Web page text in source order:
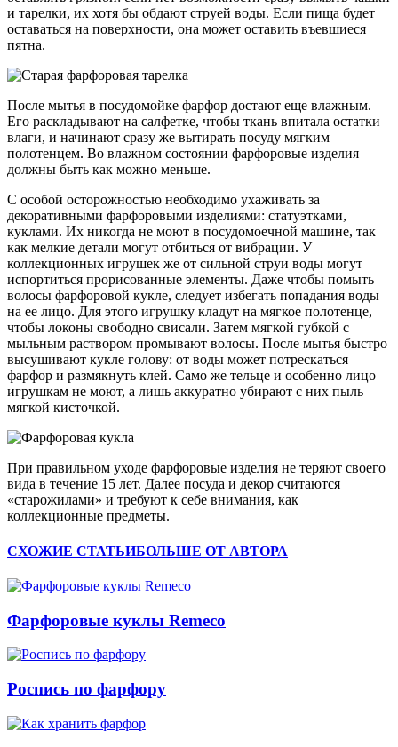
и тарелки, их хотя бы обдают струей воды. Если пища будет
оставаться на поверхности, она может оставить въевшиеся
пятна.
После мытья в посудомойке фарфор достают еще влажным.
Его раскладывают на салфетке, чтобы ткань впитала остатки
влаги, и начинают сразу же вытирать посуду мягким
полотенцем. Во влажном состоянии фарфоровые изделия
должны быть как можно меньше.
С особой осторожностью необходимо ухаживать за
декоративными фарфоровыми изделиями: статуэтками,
куклами. Их никогда не моют в посудомоечной машине, так
как мелкие детали могут отбиться от вибрации. У
коллекционных игрушек же от сильной струи воды могут
испортиться прорисованные элементы. Даже чтобы помыть
волосы фарфоровой кукле, следует избегать попадания воды
на ее лицо. Для этого игрушку кладут на мягкое полотенце,
чтобы локоны свободно свисали. Затем мягкой губкой с
мыльным раствором промывают волосы. После мытья быстро
высушивают кукле голову: от воды может потрескаться
фарфор и размякнуть клей. Само же тельце и особенно лицо
игрушкам не моют, а лишь аккуратно убирают с них пыль
мягкой кисточкой.
При правильном уходе фарфоровые изделия не теряют своего
вида в течение 15 лет. Далее посуда и декор считаются
«старожилами» и требуют к себе внимания, как
коллекционные предметы.
СХОЖИЕ СТАТЬИБОЛЬШЕ ОТ АВТОРА
Фарфоровые куклы Remeco
Роспись по фарфору